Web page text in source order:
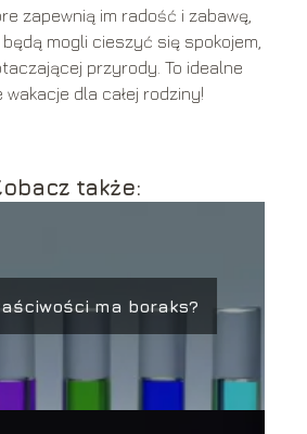
zapewnią im radość i zabawę,
mogli cieszyć się spokojem,
przyrody. To idealne
wakacje dla całej rodziny!
także:
ma boraks?